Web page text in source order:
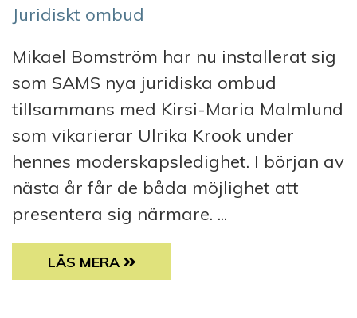
Juridiskt ombud
Mikael Bomström har nu installerat sig
som SAMS nya juridiska ombud
tillsammans med Kirsi-Maria Malmlund
som vikarierar Ulrika Krook under
hennes moderskapsledighet. I början av
nästa år får de båda möjlighet att
presentera sig närmare. ...
TVÅ NYA JURISTER HAR BÖRJAT PÅ SAMS
LÄS MERA